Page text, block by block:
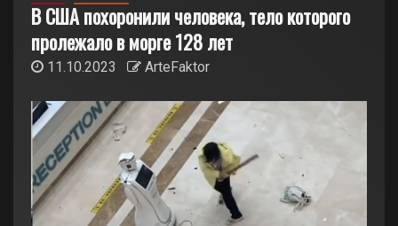
В США похоронили человека, тело которого
пролежало в морге 128 лет
11.10.2023 ArteFaktor